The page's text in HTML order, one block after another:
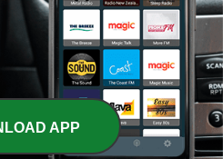
A New Day with Gerry
Hussey
APP